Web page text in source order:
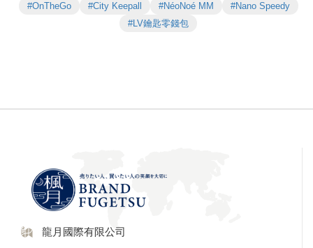
#OnTheGo
#City Keepall #NéoNoé MM
#Nano Speedy
#LV鑰匙零錢包
龍月國際有限公司